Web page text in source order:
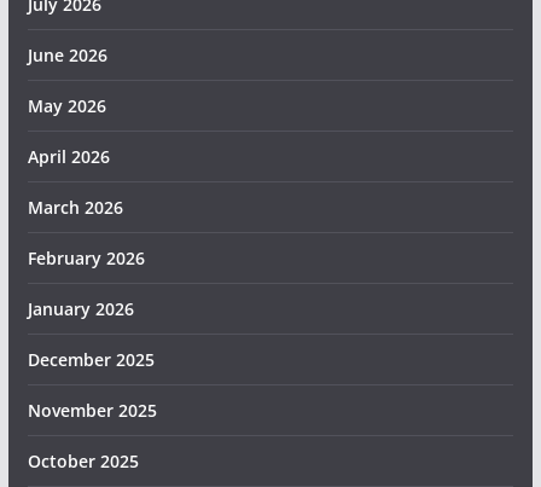
July 2026
June 2026
May 2026
April 2026
March 2026
February 2026
January 2026
December 2025
November 2025
October 2025